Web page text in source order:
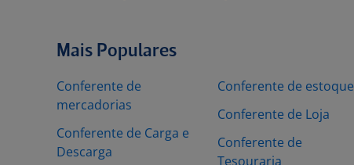
Mais Populares
Conferente de
mercadorias
Conferente de Carga e
Descarga
Conferente de estoque
Conferente de Loja
Conferente de
Tesouraria